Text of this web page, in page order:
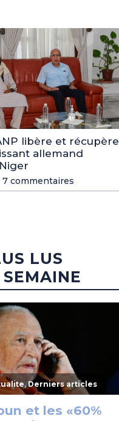
libère et récupère
allemand
7 commentaires
LUS